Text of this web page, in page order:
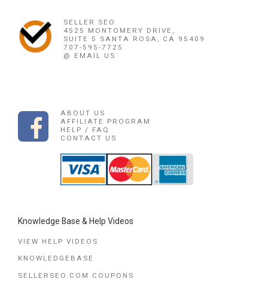
SELLER SEO
4525 MONTOMERY DRIVE,
SUITE 5 SANTA ROSA, CA 95409
707-595-7725
@ EMAIL US
ABOUT US
AFFILIATE PROGRAM
HELP / FAQ
CONTACT US
Knowledge Base & Help Videos
VIEW HELP VIDEOS
KNOWLEDGEBASE
SELLERSEO.COM COUPONS